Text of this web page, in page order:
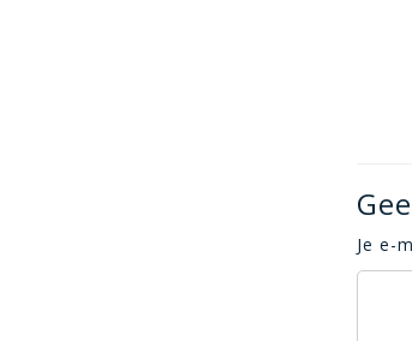
Je e-